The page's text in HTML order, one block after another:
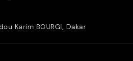
Karim BOURGI, Dakar